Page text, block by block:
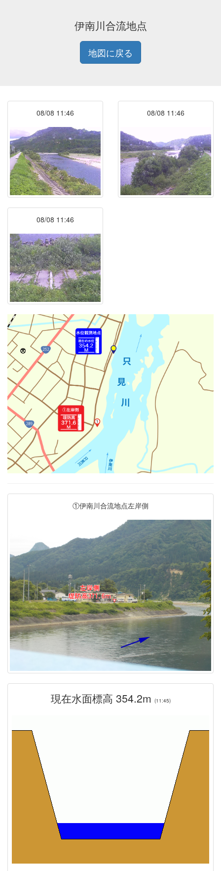
伊南川合流地点
地図に戻る
08/08 11:46 08/08 11:46
08/08 11:46
①伊南川合流地点左岸側
現在水面標高 354.2m (11:45)